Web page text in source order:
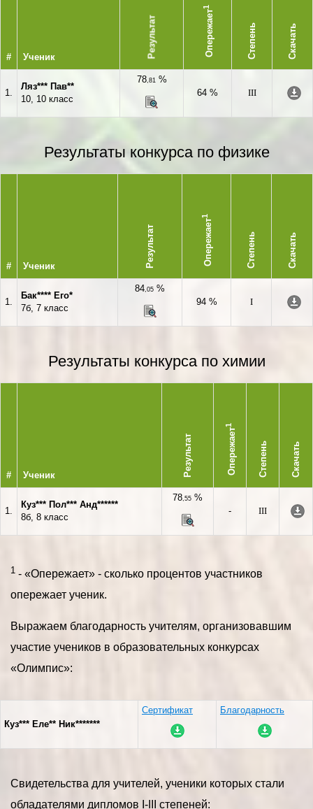
# Ученик Результат Опережает
1
Степень Скачать
1.
Ляз*** Пав**
10, 10 класс
78,81%
64 %
III
Результаты конкурса по физике
# Ученик Результат Опережает
1
Степень Скачать
1.
Бак**** Его*
7б, 7 класс
84,05 %
94 %
I
Результаты конкурса по химии
# Ученик Результат Опережает
1
Степень Скачать
1.
Куз*** Пол*** Анд******
8б, 8 класс
78,55 %
-
III
1 - «Опережает» - сколько процентов участников
опережает ученик.
Выражаем благодарность учителям, организовавшим
участие учеников в образовательных конкурсах
«Олимпис»:
Куз*** Еле** Ник*******
Сертификат Благодарность
Свидетельства для учителей, ученики которых стали
обладателями дипломов I-III степеней: